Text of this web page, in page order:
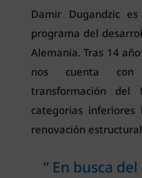
Damir Dugandzic
programa del
Alemania. Tras 14
nos cuenta
transformación
categorias
renovación
” En busca